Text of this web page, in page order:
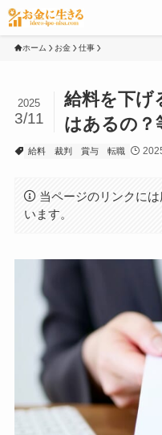
ホーム お金 仕事
給料を下げ
はあるの？
2025
3/11
給料 裁判 賞与 転職
当ページのリンクに
います。